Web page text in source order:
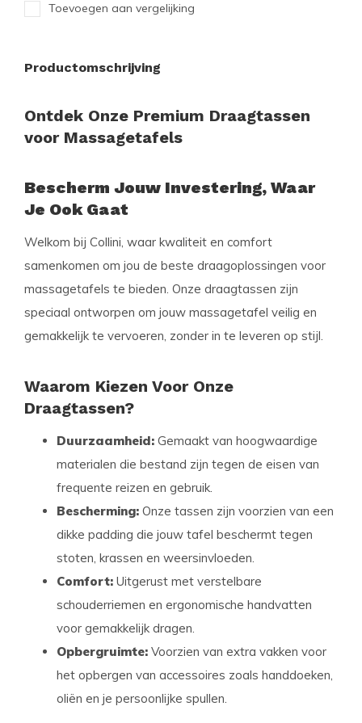
Toevoegen aan vergelijking
Productomschrijving
Ontdek Onze Premium Draagtassen
voor Massagetafels
Bescherm Jouw Investering, Waar
Je Ook Gaat
Welkom bij Collini, waar kwaliteit en comfort
samenkomen om jou de beste draagoplossingen voor
massagetafels te bieden. Onze draagtassen zijn
speciaal ontworpen om jouw massagetafel veilig en
gemakkelijk te vervoeren, zonder in te leveren op stijl.
Waarom Kiezen Voor Onze
Draagtassen?
Duurzaamheid: Gemaakt van hoogwaardige
materialen die bestand zijn tegen de eisen van
frequente reizen en gebruik.
Bescherming: Onze tassen zijn voorzien van een
dikke padding die jouw tafel beschermt tegen
stoten, krassen en weersinvloeden.
Comfort: Uitgerust met verstelbare
schouderriemen en ergonomische handvatten
voor gemakkelijk dragen.
Opbergruimte: Voorzien van extra vakken voor
het opbergen van accessoires zoals handdoeken,
oliën en je persoonlijke spullen.